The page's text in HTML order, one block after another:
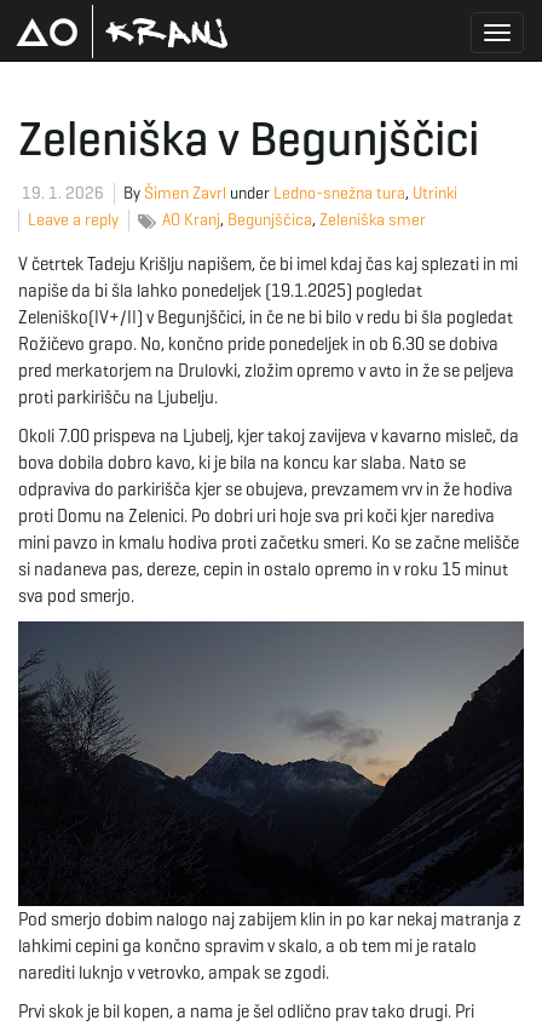
g
l
a
Zeleniška v Begunjščici
19. 1. 2026 By Šimen Zavrl under Ledno-snežna tura, Utrinki
Leave a reply
AO Kranj, Begunjščica, Zeleniška smer
V četrtek Tadeju Krišlju napišem, če bi imel kdaj čas kaj splezati in mi
napiše da bi šla lahko ponedeljek (19.1.2025) pogledat
Zeleniško(IV+/II) v Begunjščici, in če ne bi bilo v redu bi šla pogledat
Rožičevo grapo. No, končno pride ponedeljek in ob 6.30 se dobiva
pred merkatorjem na Drulovki, zložim opremo v avto in že se peljeva
proti parkirišču na Ljubelju.
Okoli 7.00 prispeva na Ljubelj, kjer takoj zavijeva v kavarno misleč, da
bova dobila dobro kavo, ki je bila na koncu kar slaba. Nato se
odpraviva do parkirišča kjer se obujeva, prevzamem vrv in že hodiva
proti Domu na Zelenici. Po dobri uri hoje sva pri koči kjer narediva
mini pavzo in kmalu hodiva proti začetku smeri. Ko se začne melišče
si nadaneva pas, dereze, cepin in ostalo opremo in v roku 15 minut
sva pod smerjo.
Pod smerjo dobim nalogo naj zabijem klin in po kar nekaj matranja z
lahkimi cepini ga končno spravim v skalo, a ob tem mi je ratalo
narediti luknjo v vetrovko, ampak se zgodi.
Prvi skok je bil kopen, a nama je šel odlično prav tako drugi. Pri